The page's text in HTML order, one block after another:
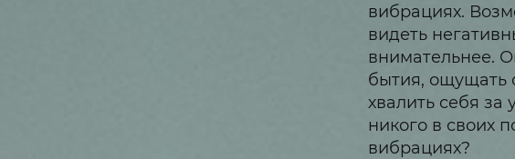
вибрациях.
видеть
внимательнее.
бытия, ощущать
хвалить себя за
никого в своих
вибрациях?